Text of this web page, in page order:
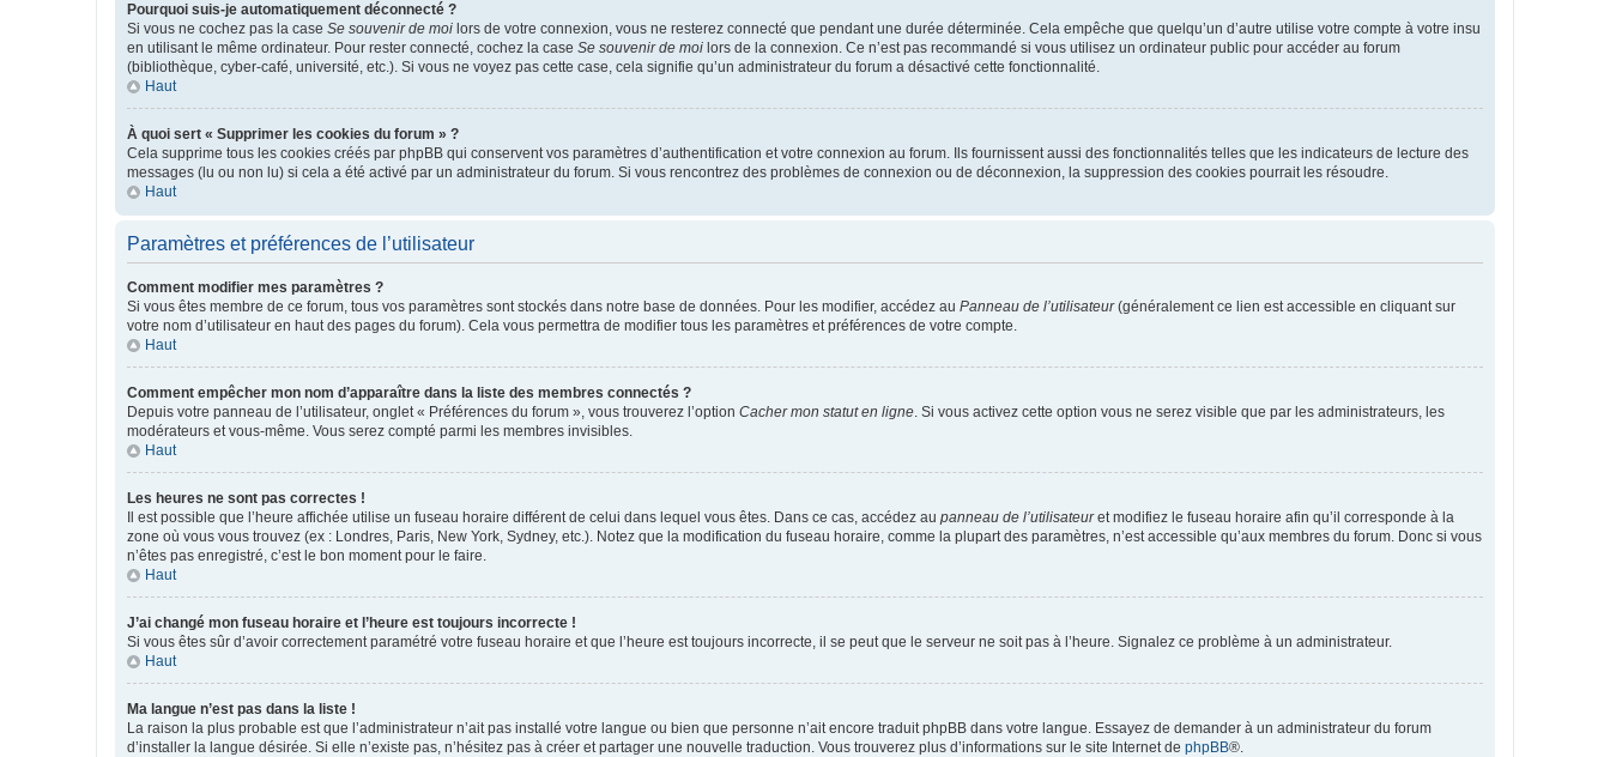
Pourquoi suis-je automatiquement déconnecté ?
Si vous ne cochez pas la case Se souvenir de moi lors de votre connexion, vous ne resterez connecté que pendant une durée déterminée. Cela empêche que quelqu’un d’autre utilise votre compte à votre insu
en utilisant le même ordinateur. Pour rester connecté, cochez la case Se souvenir de moi lors de la connexion. Ce n’est pas recommandé si vous utilisez un ordinateur public pour accéder au forum
(bibliothèque, cyber-café, université, etc.). Si vous ne voyez pas cette case, cela signifie qu’un administrateur du forum a désactivé cette fonctionnalité.
Haut
À quoi sert « Supprimer les cookies du forum » ?
Cela supprime tous les cookies créés par phpBB qui conservent vos paramètres d’authentification et votre connexion au forum. Ils fournissent aussi des fonctionnalités telles que les indicateurs de lecture des
messages (lu ou non lu) si cela a été activé par un administrateur du forum. Si vous rencontrez des problèmes de connexion ou de déconnexion, la suppression des cookies pourrait les résoudre.
Haut
Paramètres et préférences de l’utilisateur
Comment modifier mes paramètres ?
Si vous êtes membre de ce forum, tous vos paramètres sont stockés dans notre base de données. Pour les modifier, accédez au Panneau de l’utilisateur(généralement ce lien est accessible en cliquant sur
votre nom d’utilisateur en haut des pages du forum). Cela vous permettra de modifier tous les paramètres et préférences de votre compte.
Haut
Comment empêcher mon nom d’apparaître dans la liste des membres connectés ?
Depuis votre panneau de l’utilisateur, onglet « Préférences du forum », vous trouverez l’option Cacher mon statut en ligne. Si vous activez cette option vous ne serez visible que par les administrateurs, les
modérateurs et vous-même. Vous serez compté parmi les membres invisibles.
Haut
Les heures ne sont pas correctes !
Il est possible que l’heure affichée utilise un fuseau horaire différent de celui dans lequel vous êtes. Dans ce cas, accédez au panneau de l’utilisateuret modifiez le fuseau horaire afin qu’il corresponde à la
zone où vous vous trouvez (ex : Londres, Paris, New York, Sydney, etc.). Notez que la modification du fuseau horaire, comme la plupart des paramètres, n’est accessible qu’aux membres du forum. Donc si vous
n’êtes pas enregistré, c’est le bon moment pour le faire.
Haut
J’ai changé mon fuseau horaire et l’heure est toujours incorrecte !
Si vous êtes sûr d’avoir correctement paramétré votre fuseau horaire et que l’heure est toujours incorrecte, il se peut que le serveur ne soit pas à l’heure. Signalez ce problème à un administrateur.
Haut
Ma langue n’est pas dans la liste !
La raison la plus probable est que l’administrateur n’ait pas installé votre langue ou bien que personne n’ait encore traduit phpBB dans votre langue. Essayez de demander à un administrateur du forum
d’installer la langue désirée. Si elle n’existe pas, n’hésitez pas à créer et partager une nouvelle traduction. Vous trouverez plus d’informations sur le site Internet de phpBB®.